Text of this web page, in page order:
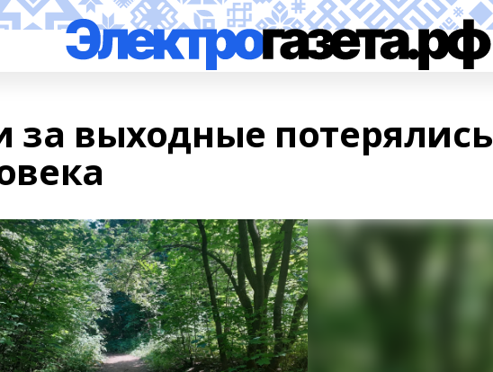
выходные потерялись